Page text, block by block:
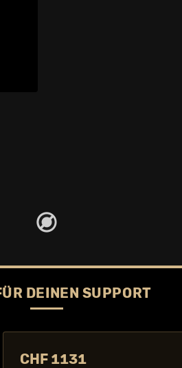
DEINEN SUPPORT
CHF 1131